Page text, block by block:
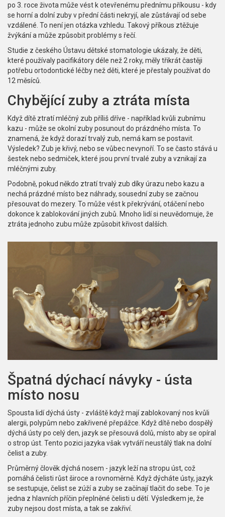
po 3. roce života může vést k otevřenému přednímu příkousu - kdy
se horní a dolní zuby v přední části nekryjí, ale zůstávají od sebe
vzdálené. To není jen otázka vzhledu. Takový příkous ztěžuje
žvýkání a může způsobit problémy s řečí.
Studie z českého Ústavu dětské stomatologie ukázaly, že děti,
které používaly pacifikátory déle než 2 roky, měly třikrát častěji
potřebu ortodontické léčby než děti, které je přestaly používat do
12 měsíců.
Chybějící zuby a ztráta místa
Když dítě ztratí mléčný zub příliš dříve - například kvůli zubnímu
kazu - může se okolní zuby posunout do prázdného místa. To
znamená, že když dorazí trvalý zub, nemá kam se postavit.
Výsledek? Zub je křivý, nebo se vůbec nevynoří. To se často stává u
šestek nebo sedmiček, které jsou první trvalé zuby a vznikají za
mléčnými zuby.
Podobně, pokud někdo ztratí trvalý zub díky úrazu nebo kazu a
nechá prázdné místo bez náhrady, sousední zuby se začnou
přesouvat do mezery. To může vést k překrývání, otáčení nebo
dokonce k zablokování jiných zubů. Mnoho lidí si neuvědomuje, že
ztráta jednoho zubu může způsobit křivost dalších.
Špatná dýchací návyky - ústa
místo nosu
Spousta lidí dýchá ústy - zvláště když mají zablokovaný nos kvůli
alergii, polypům nebo zakřivené přepážce. Když dítě nebo dospělý
dýchá ústy po celý den, jazyk se přesouvá dolů, místo aby se opíral
o strop úst. Tento pozici jazyka však vytváří neustálý tlak na dolní
čelist a zuby.
Průměrný člověk dýchá nosem - jazyk leží na stropu úst, což
pomáhá čelisti růst široce a rovnoměrně. Když dýcháte ústy, jazyk
se sestupuje, čelist se zúží a zuby se začínají tlačit do sebe. To je
jedna z hlavních příčin přeplněné čelisti u dětí. Výsledkem je, že
zuby nejsou dost místa, a tak se zakřiví.